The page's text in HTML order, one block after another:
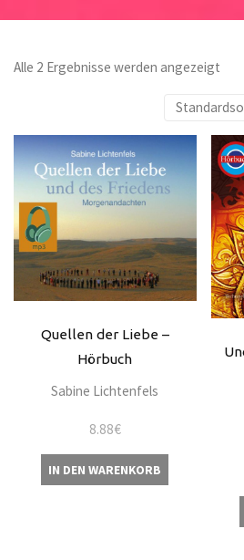
Alle 2 Ergebnisse werden angezeigt
Quellen der Liebe –
Hörbuch
Sabine Lichtenfels
8.88€
IN DEN WARENKORB